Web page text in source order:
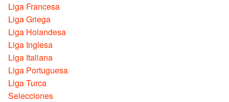
Liga Francesa
Liga Griega
Liga Holandesa
Liga Inglesa
Liga Italiana
Liga Portuguesa
Liga Turca
Selecciones